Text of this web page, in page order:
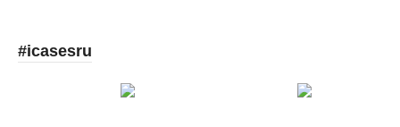
#icasesru